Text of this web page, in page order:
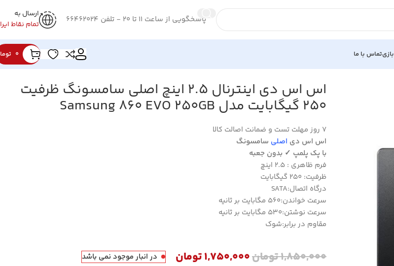
پاسخگویی از ساعت 11 تا 20 - تلفن 66462024
ارسال به
تمام نقاط
بازیتماس با ما 0
اس اس دی اینترنال 2.5 اینچ اصلی سامسونگ ظرفیت
250 گیگابایت مدل Samsung 860 EVO 250GB
7 روز مهلت تست و ضمانت اصالت کالا
اس اس دی اصلی سامسونگ
با پک پلمپ ✓ بدون جعبه
فرم ظاهری : 2.5 اینچ
ظرفیت: 250 گیگابایت
درگاه اتصال:SATA
سرعت خواندن:560 مگابایت بر ثانیه
سرعت نوشتن:530 مگابایت بر ثانیه
مقاوم در برابر:شوک
1,850,000تومان1,750,000تومان در انبار موجود نمی باشد